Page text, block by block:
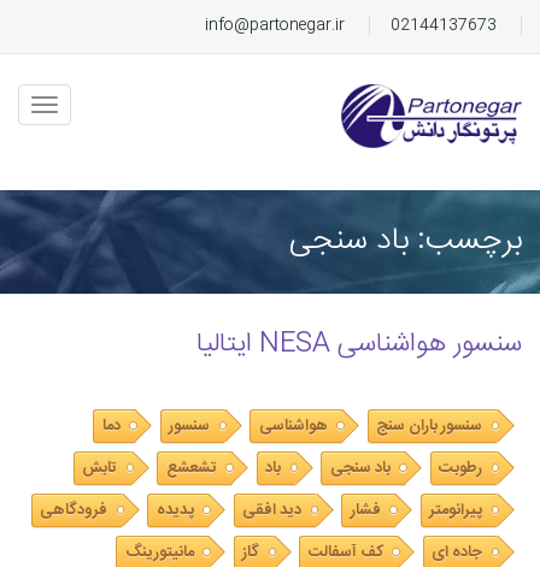
02144137673
info@partonegar.ir
برچسب: باد سنجی
سنسور هواشناسی NESA ایتالیا
سنسور باران سنج هواشناسی سنسور
دما
رطوبت
باد سنجی باد تشعشع
تابش
پیرانومتر
فشار دید افقی پدیده
فرودگاهی
جاده ای
کف آسفالت گاز
مانیتورینگ